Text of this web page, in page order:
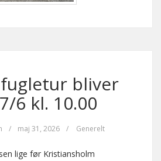
bliver
6 kl. 10.00
/ maj 31, 2026 / Generelt
lige før Kristiansholm